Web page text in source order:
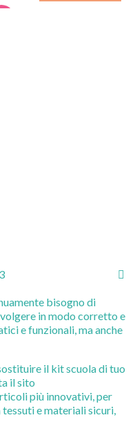
3
bisogno di
in modo corretto e
e funzionali, ma anche
il kit scuola di tuo
il sito
più innovativi, per
e materiali sicuri,